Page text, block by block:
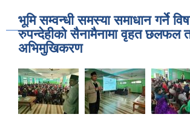
भूमि सम्वन्धी समस्या समाधान गर्ने
रुपन्देहीको सैनामैनामा वृहत छलफल
अभिमुखिकरण